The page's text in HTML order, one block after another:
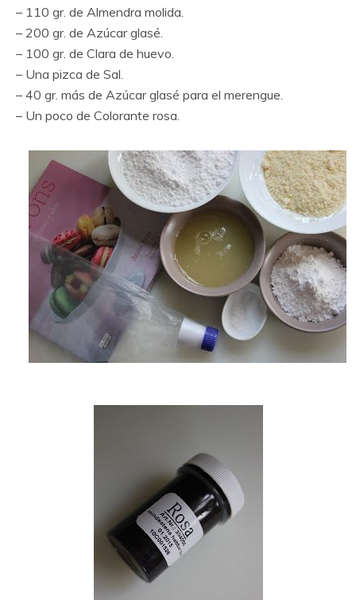
– 110 gr. de Almendra molida.
– 200 gr. de Azúcar glasé.
– 100 gr. de Clara de huevo.
– Una pizca de Sal.
– 40 gr. más de Azúcar glasé para el merengue.
– Un poco de Colorante rosa.